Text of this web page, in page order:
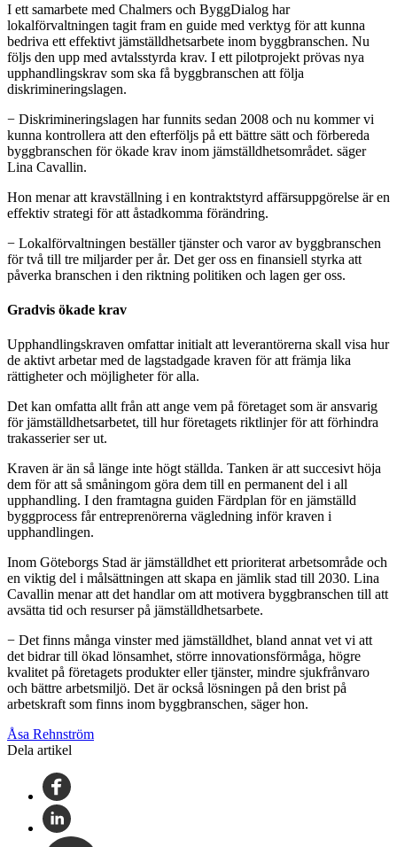
I ett samarbete med Chalmers och ByggDialog har
lokalförvaltningen tagit fram en guide med verktyg för att kunna
bedriva ett effektivt jämställdhetsarbete inom byggbranschen. Nu
följs den upp med avtalsstyrda krav. I ett pilotprojekt prövas nya
upphandlingskrav som ska få byggbranschen att följa
diskrimineringslagen.
− Diskrimineringslagen har funnits sedan 2008 och nu kommer vi
kunna kontrollera att den efterföljs på ett bättre sätt och förbereda
byggbranschen för ökade krav inom jämställdhetsområdet. säger
Lina Cavallin.
Hon menar att kravställning i en kontraktstyrd affärsuppgörelse är en
effektiv strategi för att åstadkomma förändring.
− Lokalförvaltningen beställer tjänster och varor av byggbranschen
för två till tre miljarder per år. Det ger oss en finansiell styrka att
påverka branschen i den riktning politiken och lagen ger oss.
Gradvis ökade krav
Upphandlingskraven omfattar initialt att leverantörerna skall visa hur
de aktivt arbetar med de lagstadgade kraven för att främja lika
rättigheter och möjligheter för alla.
Det kan omfatta allt från att ange vem på företaget som är ansvarig
för jämställdhetsarbetet, till hur företagets riktlinjer för att förhindra
trakasserier ser ut.
Kraven är än så länge inte högt ställda. Tanken är att succesivt höja
dem för att så småningom göra dem till en permanent del i all
upphandling. I den framtagna guiden Färdplan för en jämställd
byggprocess får entreprenörerna vägledning inför kraven i
upphandlingen.
Inom Göteborgs Stad är jämställdhet ett prioriterat arbetsområde och
en viktig del i målsättningen att skapa en jämlik stad till 2030. Lina
Cavallin menar att det handlar om att motivera byggbranschen till att
avsätta tid och resurser på jämställdhetsarbete.
− Det finns många vinster med jämställdhet, bland annat vet vi att
det bidrar till ökad lönsamhet, större innovationsförmåga, högre
kvalitet på företagets produkter eller tjänster, mindre sjukfrånvaro
och bättre arbetsmiljö. Det är också lösningen på den brist på
arbetskraft som finns inom byggbranschen, säger hon.
Åsa Rehnström
Dela artikel